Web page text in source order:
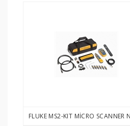
noktası yanıp
sönüyor
√